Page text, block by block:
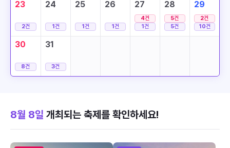
23
2건
24
1건
25
1건
26
1건
27
4건
1건
28
5건
5건
29
2건
10건
30
8건
31
3건
8월 8일 개최되는 축제를 확인하세요!